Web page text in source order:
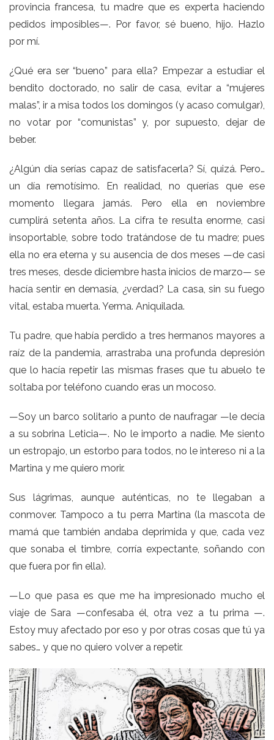
provincia francesa, tu madre que es experta haciendo
pedidos imposibles—. Por favor, sé bueno, hijo. Hazlo
por mí.
¿Qué era ser “bueno” para ella? Empezar a estudiar el
bendito doctorado, no salir de casa, evitar a “mujeres
malas”, ir a misa todos los domingos (y acaso comulgar),
no votar por “comunistas” y, por supuesto, dejar de
beber.
¿Algún día serías capaz de satisfacerla? Sí, quizá. Pero…
un día remotísimo. En realidad, no querías que ese
momento llegara jamás. Pero ella en noviembre
cumplirá setenta años. La cifra te resulta enorme, casi
insoportable, sobre todo tratándose de tu madre; pues
ella no era eterna y su ausencia de dos meses —de casi
tres meses, desde diciembre hasta inicios de marzo— se
hacía sentir en demasía, ¿verdad? La casa, sin su fuego
vital, estaba muerta. Yerma. Aniquilada.
Tu padre, que había perdido a tres hermanos mayores a
raíz de la pandemia, arrastraba una profunda depresión
que lo hacía repetir las mismas frases que tu abuelo te
soltaba por teléfono cuando eras un mocoso.
—Soy un barco solitario a punto de naufragar —le decía
a su sobrina Leticia—. No le importo a nadie. Me siento
un estropajo, un estorbo para todos, no le intereso ni a la
Martina y me quiero morir.
Sus lágrimas, aunque auténticas, no te llegaban a
conmover. Tampoco a tu perra Martina (la mascota de
mamá que también andaba deprimida y que, cada vez
que sonaba el timbre, corría expectante, soñando con
que fuera por fin ella).
—Lo que pasa es que me ha impresionado mucho el
viaje de Sara —confesaba él, otra vez a tu prima —.
Estoy muy afectado por eso y por otras cosas que tú ya
sabes… y que no quiero volver a repetir.